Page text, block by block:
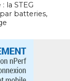
la STEG
batteries,